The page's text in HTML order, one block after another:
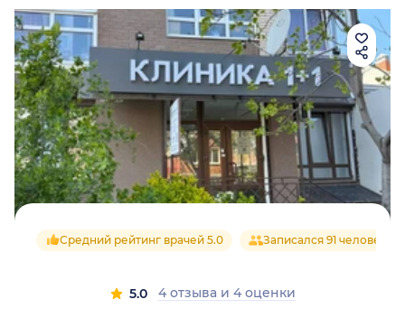
Средний рейтинг врачей 5.0 Записался 91 человек
5.0 4 отзыва и 4 оценки